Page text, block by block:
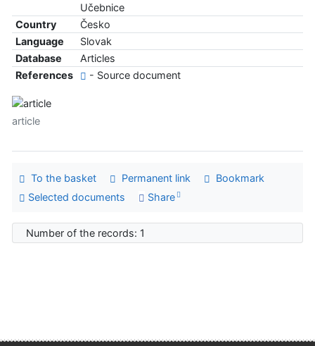
Učebnice
Country
Česko
Language
Slovak
Database
Articles
References
- Source document
article
To the basket Permanent link
Bookmark
Selected documents
Share
Number of the records: 1